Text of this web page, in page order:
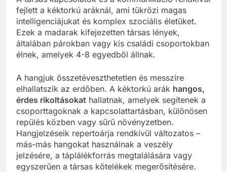
fejlett a kéktorkú aráknál, ami tükrözi magas
intelligenciájukat és komplex szociális életüket.
Ezek a madarak kifejezetten társas lények,
általában párokban vagy kis családi csoportokban
élnek, amelyek 4-8 egyedből állnak.
A hangjuk összetéveszthetetlen és messzire
elhallatszik az erdőben. A kéktorkú arák hangos,
érdes rikoltásokat hallatnak, amelyek segítenek a
csoporttagoknak a kapcsolattartásban, különösen
repülés közben vagy sűrű növényzetben.
Hangjelzéseik repertoárja rendkívül változatos –
más-más hangokat használnak a veszély
jelzésére, a táplálékforrás megtalálására vagy
egyszerűen a társas kötelékek megerősítésére.